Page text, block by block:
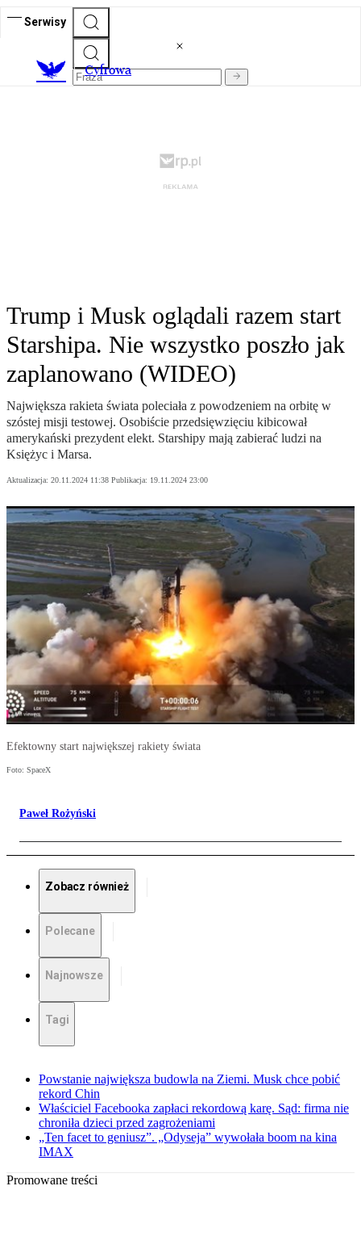
Serwisy
Cyfrowa
Trump i Musk oglądali razem start
Starshipa. Nie wszystko poszło jak
zaplanowano (WIDEO)
Największa rakieta świata poleciała z powodzeniem na orbitę w
szóstej misji testowej. Osobiście przedsięwzięciu kibicował
amerykański prezydent elekt. Starshipy mają zabierać ludzi na
Księżyc i Marsa.
Aktualizacja: 20.11.2024 11:38 Publikacja: 19.11.2024 23:00
Efektowny start największej rakiety świata
Foto: SpaceX
Paweł Rożyński
Zobacz również
Polecane
Najnowsze
Tagi
Powstanie największa budowla na Ziemi. Musk chce pobić
rekord Chin
Właściciel Facebooka zapłaci rekordową karę. Sąd: firma nie
chroniła dzieci przed zagrożeniami
„Ten facet to geniusz”. „Odyseja” wywołała boom na kina
IMAX
Promowane treści